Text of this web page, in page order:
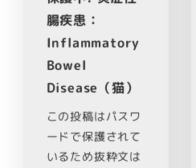
腸疾患：
Inflammatory
Bowel
Disease（猫）
この投稿はパスワ
ードで保護されて
いるため抜粋文は